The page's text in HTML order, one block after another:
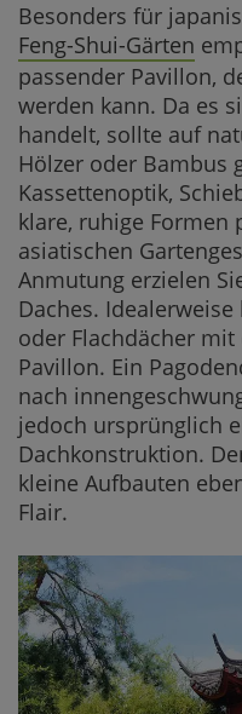
Besonders für
Feng-Shui-Gärten
passender Pavillon,
werden kann. Da es
handelt, sollte auf
Hölzer oder Bambus
Kassettenoptik,
klare, ruhige Formen
asiatischen
Anmutung erzielen
Daches.
oder Flachdächer mit
Pavillon. Ein
nach
jedoch ursprünglich
Dachkonstruktion.
kleine Aufbauten
Flair.